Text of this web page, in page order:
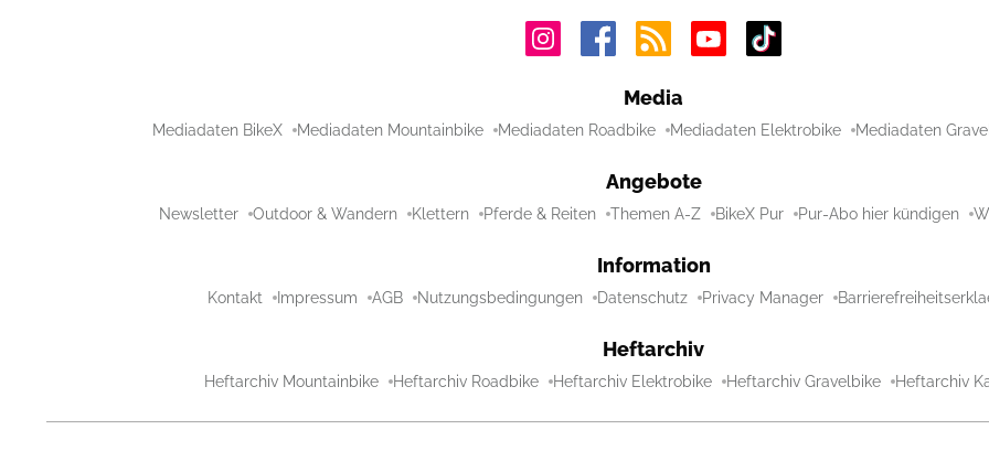
Media
Mediadaten BikeX Mediadaten Mountainbike Mediadaten Roadbike Mediadaten Elektrobike Mediadaten
Angebote
Newsletter Outdoor & Wandern Klettern Pferde & Reiten Themen A-Z BikeX Pur Pur-Abo hier kündigen
Information
Kontakt Impressum AGB Nutzungsbedingungen Datenschutz Privacy Manager
Heftarchiv
Heftarchiv Mountainbike Heftarchiv Roadbike Heftarchiv Elektrobike Heftarchiv Gravelbike Heftarchiv